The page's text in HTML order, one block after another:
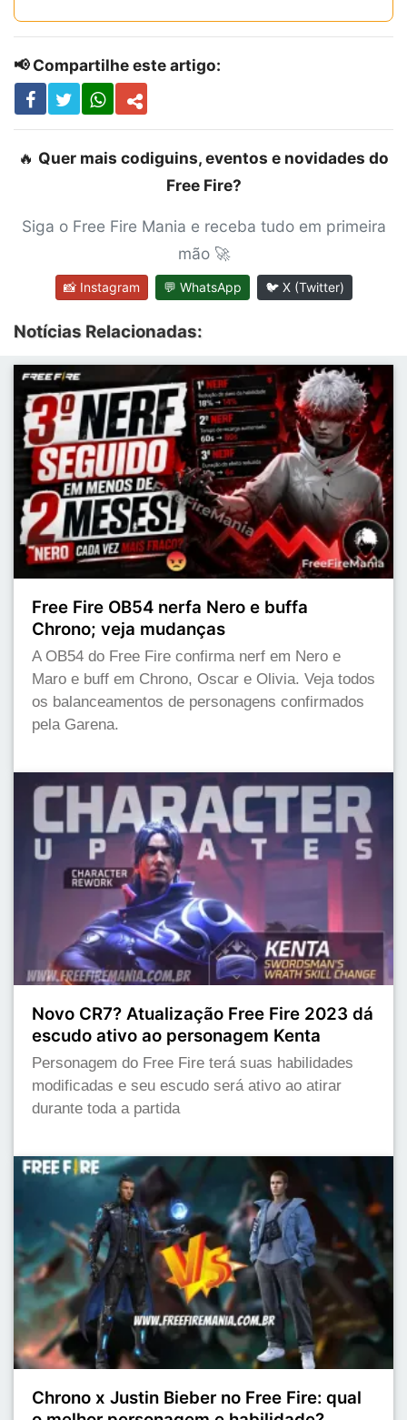
📢 Compartilhe este artigo:
🔥 Quer mais codiguins, eventos e novidades do
Free Fire?
Siga o Free Fire Mania e receba tudo em primeira
mão 🚀
📸 Instagram 💬 WhatsApp 🐦 X (Twitter)
Notícias Relacionadas:
Free Fire OB54 nerfa Nero e buffa
Chrono; veja mudanças
A OB54 do Free Fire confirma nerf em Nero e
Maro e buff em Chrono, Oscar e Olivia. Veja todos
os balanceamentos de personagens confirmados
pela Garena.
Novo CR7? Atualização Free Fire 2023 dá
escudo ativo ao personagem Kenta
Personagem do Free Fire terá suas habilidades
modificadas e seu escudo será ativo ao atirar
durante toda a partida
Chrono x Justin Bieber no Free Fire: qual